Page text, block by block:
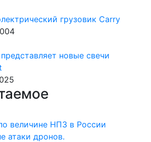
грузовик Carry
новые свечи
величине НПЗ в России
атаки дронов.